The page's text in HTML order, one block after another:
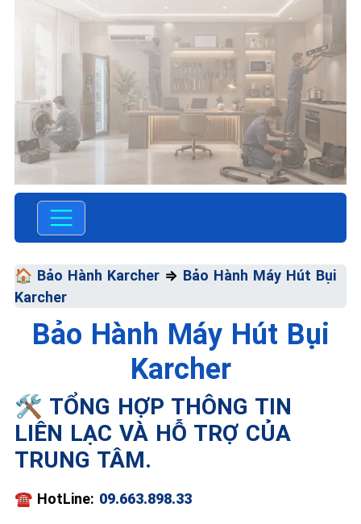
TRUNG TÂM BẢO HÀNH ĐIỆN
MÁY VN
HÀNH KARCHER
Chất Lượng Tối Ưu - Giá Thành
Tối Thiểu - Dịch Vụ Tối Đa
📞 09.663.898.33
🏠 Bảo Hành Karcher ⇒ Bảo Hành Máy Hút Bụi
Karcher
Bảo Hành Máy Hút Bụi
Karcher
🛠️ TỔNG HỢP THÔNG TIN
LIÊN LẠC VÀ HỖ TRỢ CỦA
TRUNG TÂM.
☎️ HotLine: 09.663.898.33